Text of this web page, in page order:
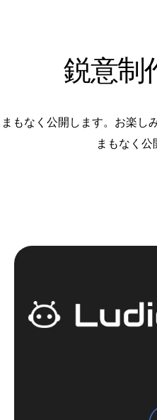
鋭意制
まもなく公開します。お楽し
まもなく公